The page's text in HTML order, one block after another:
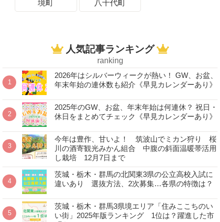
境町 八千代町
人気記事ランキング
ranking
2026年はシルバーウィークが熱い！ GW、お盆、
年末年始の連休数も紹介《早見カレンダーあり》
2025年のGW、お盆、年末年始は何連休？ 祝日・
休日をまとめてチェック《早見カレンダーあり》
今年は豊作、甘いよ！ 筑波山でミカン狩り 桜
川の酒寄観光みかん組合 中腹の斜面温暖帯活用
し栽培 12月7日まで
茨城・栃木・群馬の北関東3県の公立高校入試に
違いあり 選抜方法、2次募集…各県の特徴は？
茨城・栃木・群馬3県境エリア「住みここちのい
い街」2025年版ランキング 1位は？躍進した市